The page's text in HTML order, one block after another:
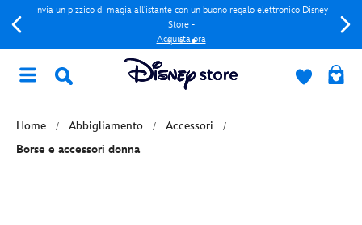
Invia un pizzico di magia all'istante con un buono regalo elettronico Disney
Store -
Acquista ora
Home Abbigliamento
Accessori
Borse e accessori donna